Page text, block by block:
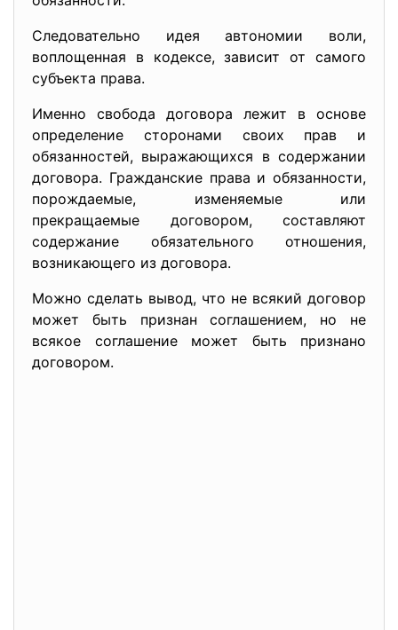
Следовательно идея автономии воли,
воплощенная в кодексе, зависит от самого
субъекта права.
Именно свобода договора лежит в основе
определение сторонами своих прав и
обязанностей, выражающихся в содержании
договора. Гражданские права и обязанности,
порождаемые, изменяемые или
прекращаемые договором, составляют
содержание обязательного отношения,
возникающего из договора.
Можно сделать вывод, что не всякий договор
может быть признан соглашением, но не
всякое соглашение может быть признано
договором.